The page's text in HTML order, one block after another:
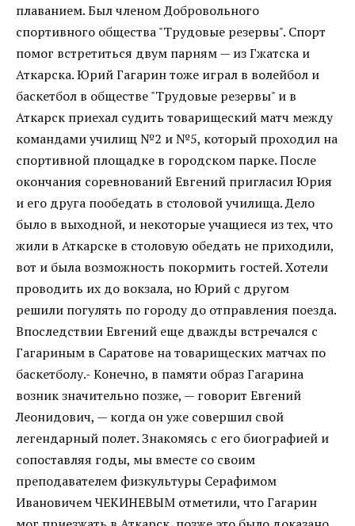
плаванием. Был членом Добровольного
спортивного общества "Трудовые резервы". Спорт
помог встретиться двум парням — из Гжатска и
Аткарска. Юрий Гагарин тоже играл в волейбол и
баскетбол в обществе "Трудовые резервы" и в
Аткарск приехал судить товарищеский матч между
командами училищ №2 и №5, который проходил на
спортивной площадке в городском парке. После
окончания соревнований Евгений пригласил Юрия
и его друга пообедать в столовой училища. Дело
было в выходной, и некоторые учащиеся из тех, что
жили в Аткарске в столовую обедать не приходили,
вот и была возможность покормить гостей. Хотели
проводить их до вокзала, но Юрий с другом
решили погулять по городу до отправления поезда.
Впоследствии Евгений еще дважды встречался с
Гагариным в Саратове на товарищеских матчах по
баскетболу.- Конечно, в памяти образ Гагарина
возник значительно позже, — говорит Евгений
Леонидович, — когда он уже совершил свой
легендарный полет. Знакомясь с его биографией и
сопоставляя годы, мы вместе со своим
преподавателем физкультуры Серафимом
Ивановичем ЧЕКИНЕВЫМ отметили, что Гагарин